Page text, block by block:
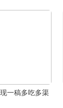
一稿多吃多渠